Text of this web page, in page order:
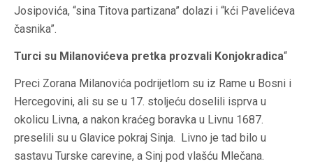
Josipovića, “sina Titova partizana” dolazi i “kći Pavelićeva
časnika”.
Turci su Milanovićeva pretka prozvali Konjokradica“
Preci Zorana Milanovića podrijetlom su iz Rame u Bosni i
Hercegovini, ali su se u 17. stoljeću doselili isprva u
okolicu Livna, a nakon kraćeg boravka u Livnu 1687.
preselili su u Glavice pokraj Sinja. Livno je tad bilo u
sastavu Turske carevine, a Sinj pod vlašću Mlečana.